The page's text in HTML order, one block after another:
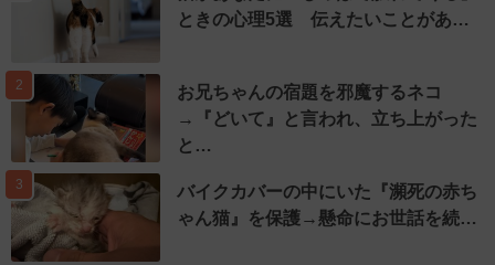
ときの心理5選 伝えたいことがあ…
2
お兄ちゃんの宿題を邪魔するネコ
→『どいて』と言われ、立ち上がった
と…
3
バイクカバーの中にいた『瀕死の赤ち
ゃん猫』を保護→懸命にお世話を続…